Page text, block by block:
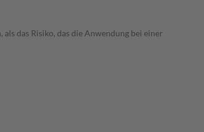
das Risiko, das die Anwendung bei einer